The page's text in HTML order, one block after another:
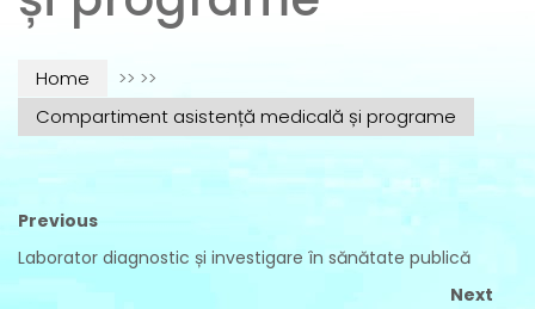
Home
>> >>
Compartiment asistență medicală și programe
Previous
Laborator diagnostic și investigare în sănătate publică
Next